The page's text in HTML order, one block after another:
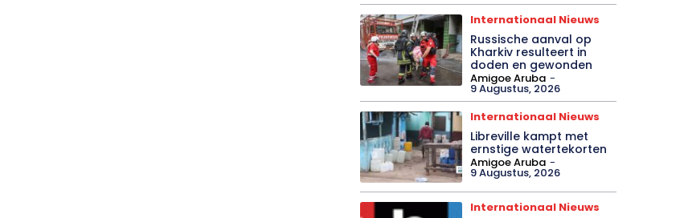
Internationaal Nieuws
Russische aanval op
Kharkiv resulteert in
doden en gewonden
Amigoe Aruba -
9 Augustus, 2026
Internationaal Nieuws
Libreville kampt met
ernstige watertekorten
Amigoe Aruba -
9 Augustus, 2026
Internationaal Nieuws